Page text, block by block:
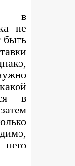
в
не
быть
в